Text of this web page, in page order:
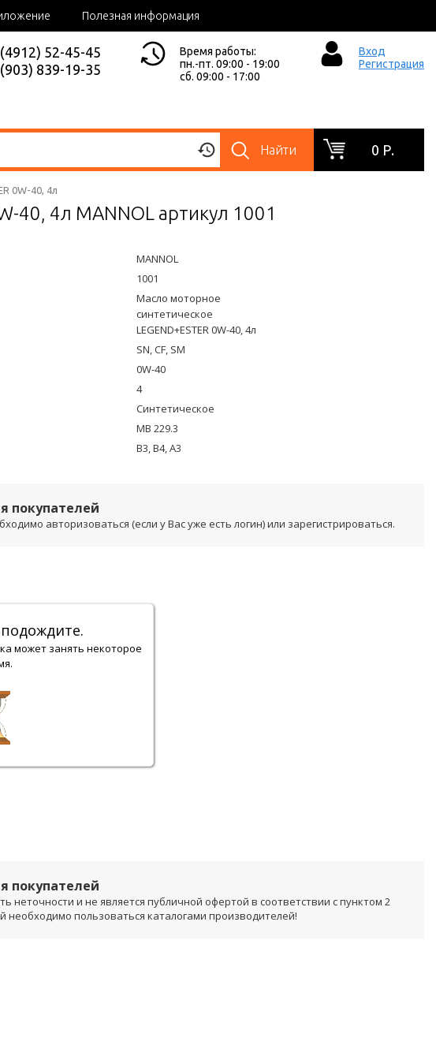
Полезная информация
52-45-45
839-19-35
Время работы:
пн.-пт. 09:00 - 19:00
сб. 09:00 - 17:00
Вход
Регистрация
Найти 0 Р.
0W-40, 4л
40, 4л MANNOL артикул 1001
MANNOL
1001
Масло моторное
синтетическое
LEGEND+ESTER 0W-40, 4л
SN, CF, SM
0W-40
4
Синтетическое
MB 229.3
B3, B4, A3
покупателей
авторизоваться (если у Вас уже есть логин) или зарегистрироваться.
может занять некоторое
покупателей
и не является публичной офертой в соответствии с пунктом 2
необходимо пользоваться каталогами производителей!